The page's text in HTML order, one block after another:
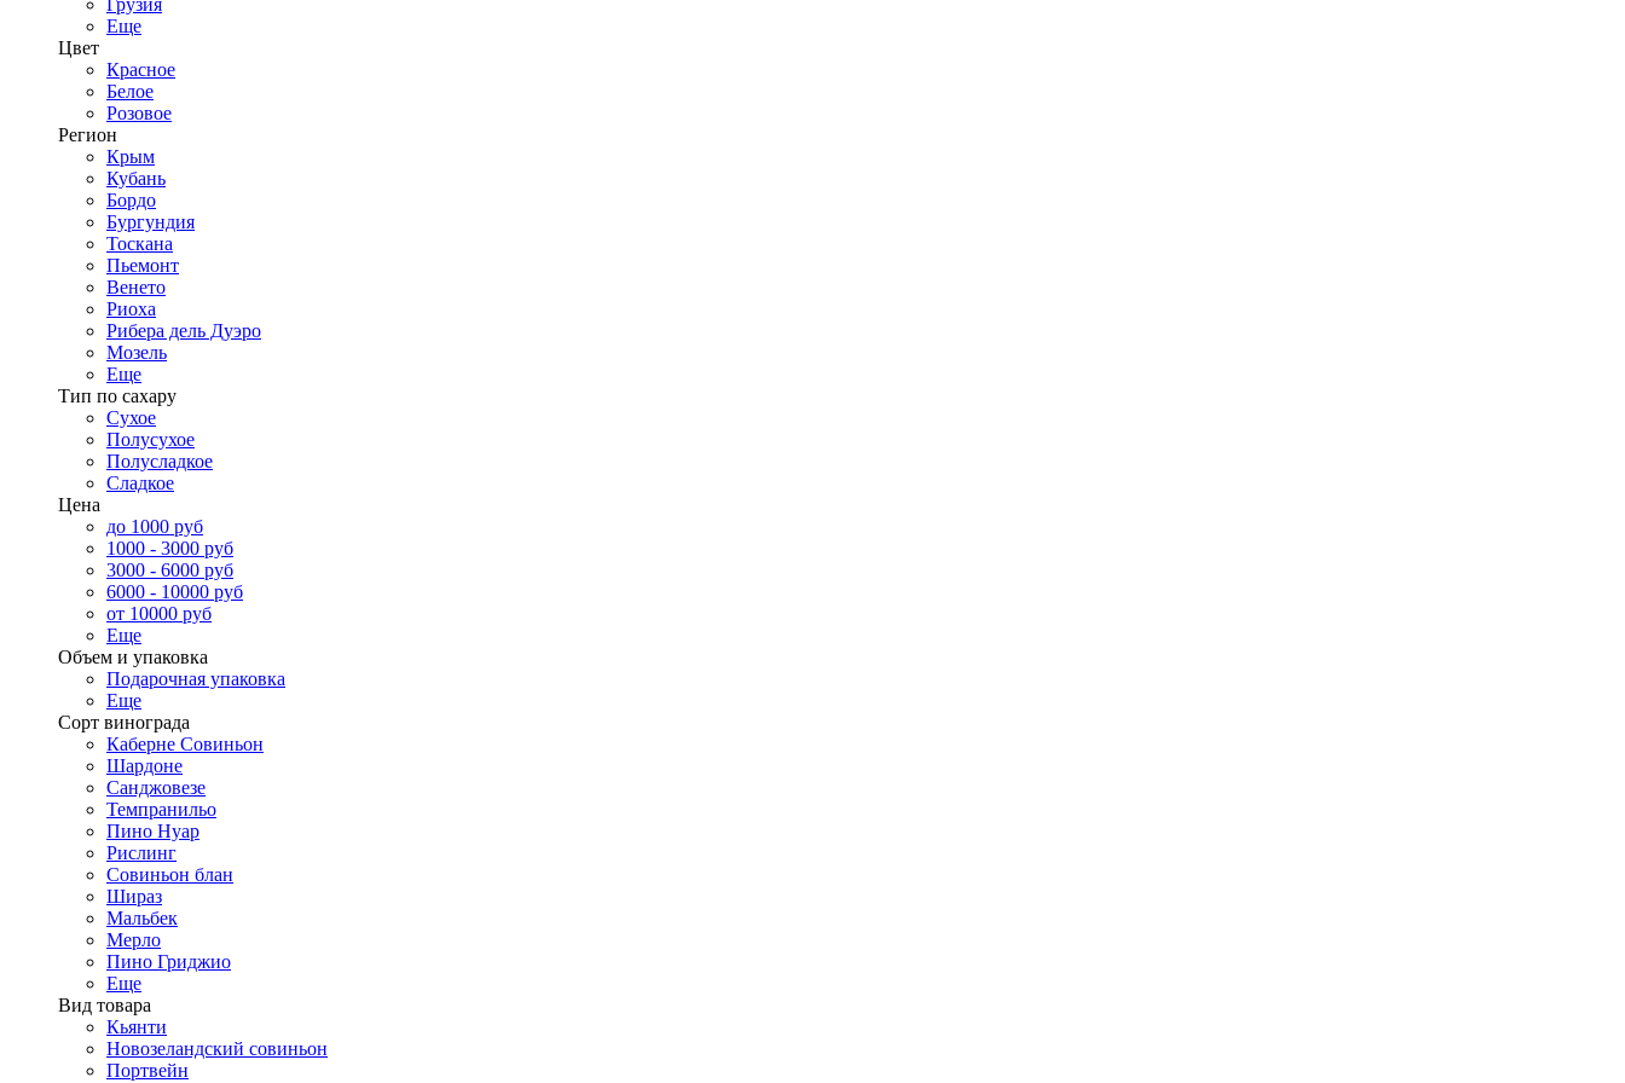
Грузия
Еще
Цвет
Красное
Белое
Розовое
Регион
Крым
Кубань
Бордо
Бургундия
Тоскана
Пьемонт
Венето
Риоха
Рибера дель Дуэро
Мозель
Еще
Тип по сахару
Сухое
Полусухое
Полусладкое
Сладкое
Цена
до 1000 руб
1000 - 3000 руб
3000 - 6000 руб
6000 - 10000 руб
от 10000 руб
Еще
Объем и упаковка
Подарочная упаковка
Еще
Сорт винограда
Каберне Совиньон
Шардоне
Санджовезе
Темпранильо
Пино Нуар
Рислинг
Совиньон блан
Шираз
Мальбек
Мерло
Пино Гриджио
Еще
Вид товара
Кьянти
Новозеландский совиньон
Портвейн